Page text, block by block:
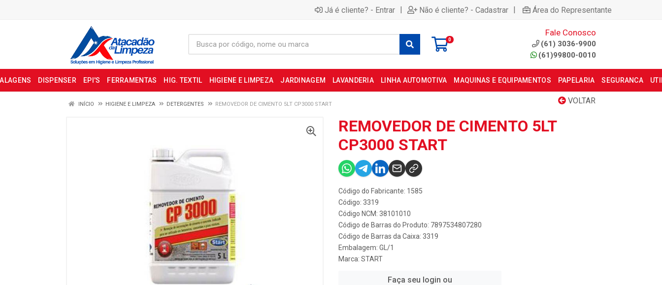
Já é cliente? - Entrar | Não é cliente? - Cadastrar | Área do Representante
0
Fale Conosco
(61) 3036-9900
(61)99800-0010
DISPENSER EPI'S FERRAMENTAS HIG. TEXTIL HIGIENE E LIMPEZA JARDINAGEM LAVANDERIA LINHA AUTOMOTIVA MAQUINAS E EQUIPAMENTOS PAPELARIA SEGURANCA
VOLTAR
INÍCIO HIGIENE E LIMPEZA DETERGENTES REMOVEDOR DE CIMENTO 5LT CP3000 START
REMOVEDOR DE CIMENTO 5LT
CP3000 START
Código do Fabricante: 1585
Código: 3319
Código NCM: 38101010
Código de Barras do Produto: 7897534807280
Código de Barras da Caixa: 3319
Embalagem: GL/1
Marca: START
Faça seu login ou